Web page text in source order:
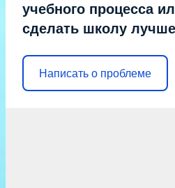
учебного процесса
сделать школу
Написать о проблеме